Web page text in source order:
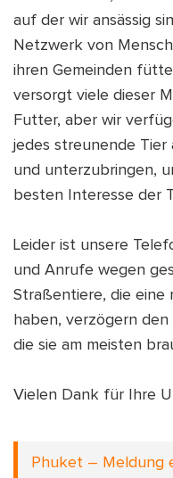
auf der wir ansässig
Netzwerk von
ihren Gemeinden
versorgt viele dieser
Futter, aber wir
jedes streunende Tier
und unterzubringen,
besten Interesse der
Leider ist unsere
und Anrufe wegen
Straßentiere, die eine
haben, verzögern
die sie am meisten
Vielen Dank für Ihre
Phuket – Meldung